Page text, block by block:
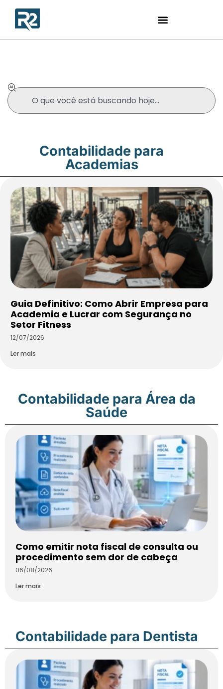
Contabilidade para
Academias
Guia Definitivo: Como Abrir Empresa para
Academia e Lucrar com Segurança no
Setor Fitness
12/07/2026
Ler mais
Contabilidade para Área da
Saúde
Como emitir nota fiscal de consulta ou
procedimento sem dor de cabeça
06/08/2026
Ler mais
Contabilidade para Dentista